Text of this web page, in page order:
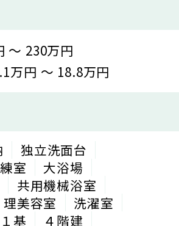
～ 230万円
万円 ～ 18.8万円
独立洗面台
室
大浴場
共用機械浴室
理美容室
洗濯室
基
４階建